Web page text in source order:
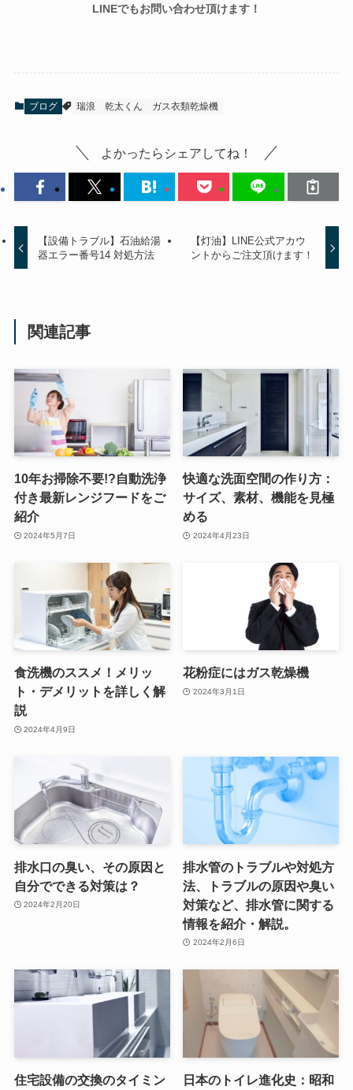
LINEでもお問い合わせ頂けます！
ブログ 瑞浪 乾太くん ガス衣類乾燥機
よかったらシェアしてね！
【設備トラブル】石油給湯
器エラー番号14 対処方法
【灯油】LINE公式アカウ
ントからご注文頂けます！
関連記事
10年お掃除不要!?自動洗浄
付き最新レンジフードをご
紹介
2024年5月7日
快適な洗面空間の作り方：
サイズ、素材、機能を見極
める
2024年4月23日
食洗機のススメ！メリッ
ト・デメリットを詳しく解
説
2024年4月9日
花粉症にはガス乾燥機
2024年3月1日
排水口の臭い、その原因と
自分でできる対策は？
2024年2月20日
排水管のトラブルや対処方
法、トラブルの原因や臭い
対策など、排水管に関する
情報を紹介・解説。
2024年2月6日
住宅設備の交換のタイミン
日本のトイレ進化史：昭和